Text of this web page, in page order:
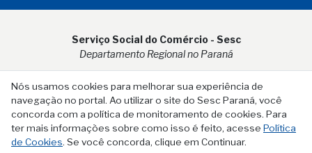
Nós usamos cookies para melhorar sua experiência de
navegação no portal. Ao utilizar o site do Sesc Paraná, você
concorda com a política de monitoramento de cookies. Para
ter mais informações sobre como isso é feito, acesse Política
de Cookies. Se você concorda, clique em Continuar.
Serviço Social do Comércio - Sesc
Departamento Regional no Paraná
Rua Visconde do Rio Branco, 931 - CEP 80.410-001 - Curitiba -
PR